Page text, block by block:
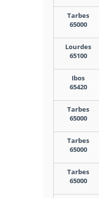
Tarbes
65000
Lourdes
65100
Ibos
65420
Tarbes
65000
Tarbes
65000
Tarbes
65000